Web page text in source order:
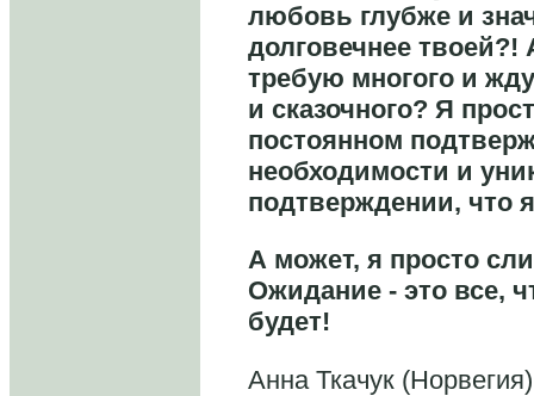
любовь глубже и
долговечнее твоей?!
требую многого и
и сказочного? Я
постоянном
необходимости и
подтверждении, что
А может, я просто
Ожидание - это все,
будет!
Анна Ткачук (Норвегия)